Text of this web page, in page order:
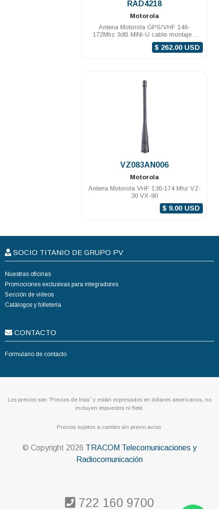
RAD4218
Motorola
Antena Motorola GPS/VHF 146-
172Mhz 3dB MINI-U cable montaje y
conectores DGM8000e DGM8000
$ 262.00 USD
VZ083AN006
Motorola
Antena Motorola VHF 136-174 Mhz VZ-
30 VX-80
$ 9.00 USD
SOCIO TITANIO DE GRUPO PV
Nuestras oficinas
Promociones exclusivas para integradores
Sección de videos
Catálogos y folletería
CONTACTO
Formulario de contacto
Los precios son “Precios de lista” y están expresados en dólares americanos, no
incluyen impuestos ni flete.
Precios sujetos a cambio sin previo aviso.
© Copyright 2026 TRACOM Telecomunicaciones y
Radiocomunicación
722 160 9700